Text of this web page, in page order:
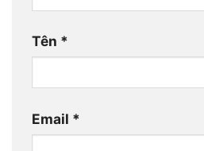
Tên *
Email *